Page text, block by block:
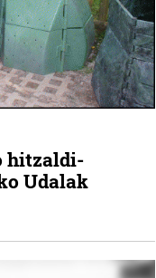
hitzaldi-
Udalak